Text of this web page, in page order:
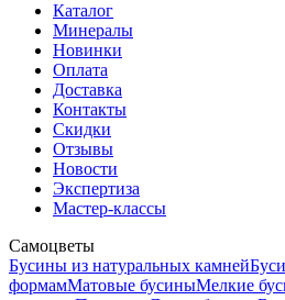
Каталог
Минералы
Новинки
Оплата
Доставка
Контакты
Скидки
Отзывы
Новости
Экспертиза
Мастер-классы
Самоцветы
Бусины из натуральных камней
формамМатовые бусиныМелкие